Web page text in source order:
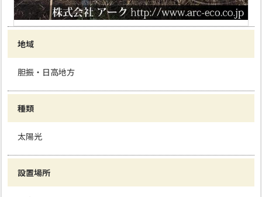
地域
胆振・日高地方
種類
太陽光
設置場所